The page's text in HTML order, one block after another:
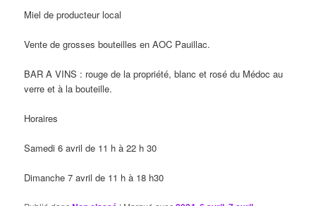
Miel de producteur local
Vente de grosses bouteilles en AOC Pauillac.
BAR A VINS : rouge de la propriété, blanc et rosé du Médoc au
verre et à la bouteille.
Horaires
Samedi 6 avril de 11 h à 22 h 30
Dimanche 7 avril de 11 h à 18 h30